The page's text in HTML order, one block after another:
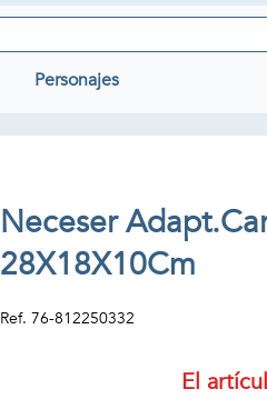
Personajes
Neceser
28X18X10Cm
Ref. 76-812250332
El